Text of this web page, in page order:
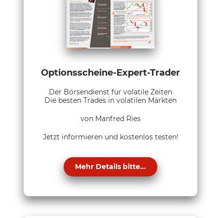
Optionsscheine-Expert-Trader
Der Börsendienst für volatile Zeiten
Die besten Trades in volatilen Märkten
von Manfred Ries
Jetzt informieren und kostenlos testen!
Mehr Details bitte...